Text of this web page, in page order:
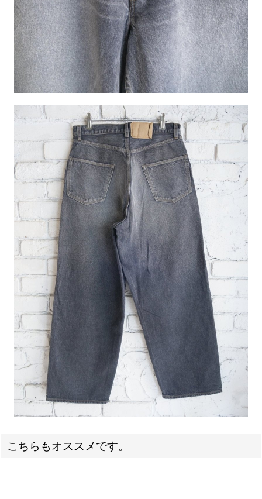
こちらもオススメです。